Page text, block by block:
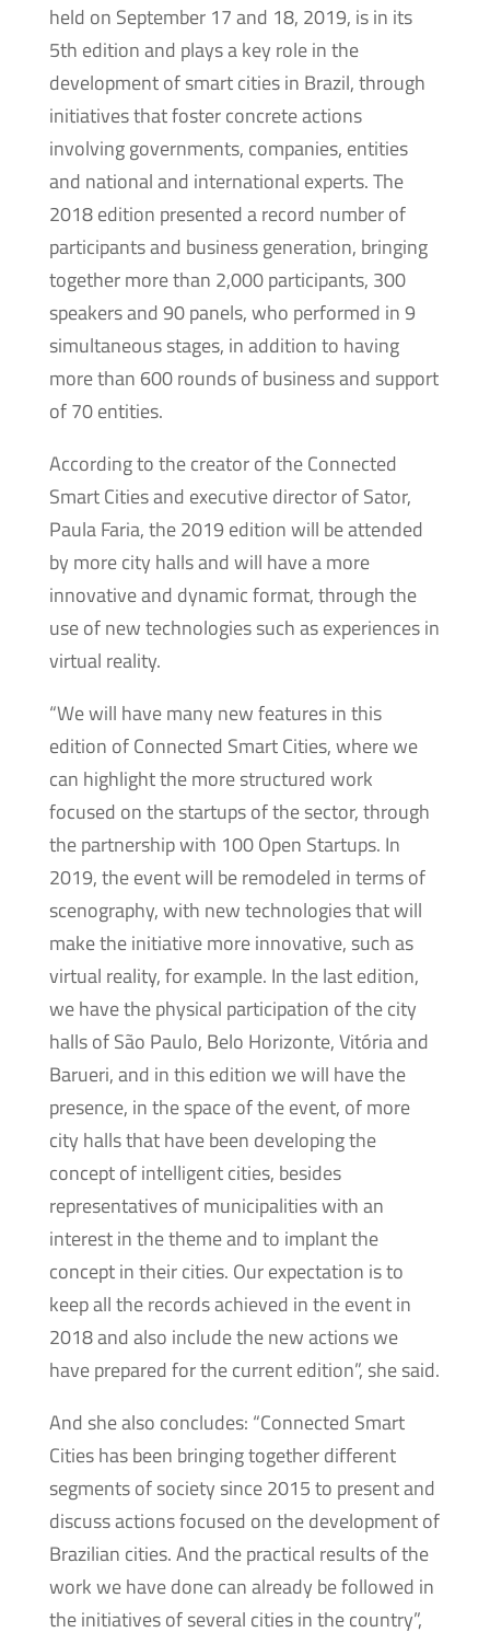
held on September 17 and 18, 2019, is in its
5th edition and plays a key role in the
development of smart cities in Brazil, through
initiatives that foster concrete actions
involving governments, companies, entities
and national and international experts. The
2018 edition presented a record number of
participants and business generation, bringing
together more than 2,000 participants, 300
speakers and 90 panels, who performed in 9
simultaneous stages, in addition to having
more than 600 rounds of business and support
of 70 entities.
According to the creator of the Connected
Smart Cities and executive director of Sator,
Paula Faria, the 2019 edition will be attended
by more city halls and will have a more
innovative and dynamic format, through the
use of new technologies such as experiences in
virtual reality.
“We will have many new features in this
edition of Connected Smart Cities, where we
can highlight the more structured work
focused on the startups of the sector, through
the partnership with 100 Open Startups. In
2019, the event will be remodeled in terms of
scenography, with new technologies that will
make the initiative more innovative, such as
virtual reality, for example. In the last edition,
we have the physical participation of the city
halls of São Paulo, Belo Horizonte, Vitória and
Barueri, and in this edition we will have the
presence, in the space of the event, of more
city halls that have been developing the
concept of intelligent cities, besides
representatives of municipalities with an
interest in the theme and to implant the
concept in their cities. Our expectation is to
keep all the records achieved in the event in
2018 and also include the new actions we
have prepared for the current edition”, she said.
And she also concludes: “Connected Smart
Cities has been bringing together different
segments of society since 2015 to present and
discuss actions focused on the development of
Brazilian cities. And the practical results of the
work we have done can already be followed in
the initiatives of several cities in the country”,